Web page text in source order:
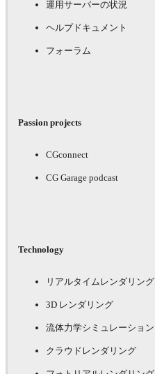
運用サーバーの状況
ヘルプドキュメント
フォーラム
Passion projects
CGconnect
CG Garage podcast
Technology
リアルタイムレンダリング
3D レンダリング
流体力学シミュレーション
クラウドレンダリング